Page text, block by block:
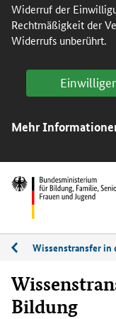
Widerruf der
Rechtmäßigkeit der
Widerrufs unberührt.
Mehr
für
Familie,
Senioren,
Kulturelle
Bildung
Wissenstransfer
Bildung